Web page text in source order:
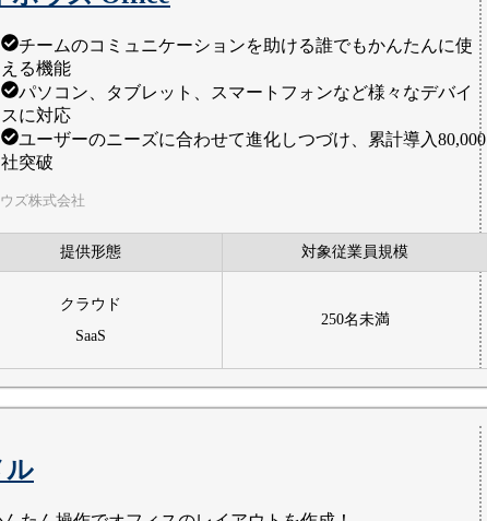
チームのコミュニケーションを助ける誰でもかんたんに使
える機能
パソコン、タブレット、スマートフォンなど様々なデバイ
スに対応
ユーザーのニーズに合わせて進化しつづけ、累計導入80,000
社突破
ズ株式会社
提供形態 対象従業員規模
クラウド
SaaS
250名未満
ル